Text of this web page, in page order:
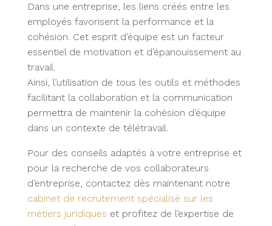
Dans une entreprise, les liens créés entre les
employés favorisent la performance et la
cohésion. Cet esprit d’équipe est un facteur
essentiel de motivation et d’épanouissement au
travail.
Ainsi, l’utilisation de tous les outils et méthodes
facilitant la collaboration et la communication
permettra de maintenir la cohésion d’équipe
dans un contexte de télétravail.
Pour des conseils adaptés à votre entreprise et
pour la recherche de vos collaborateurs
d’entreprise, contactez dès maintenant notre
cabinet de recrutement spécialisé sur les
métiers juridiques et profitez de l’expertise de